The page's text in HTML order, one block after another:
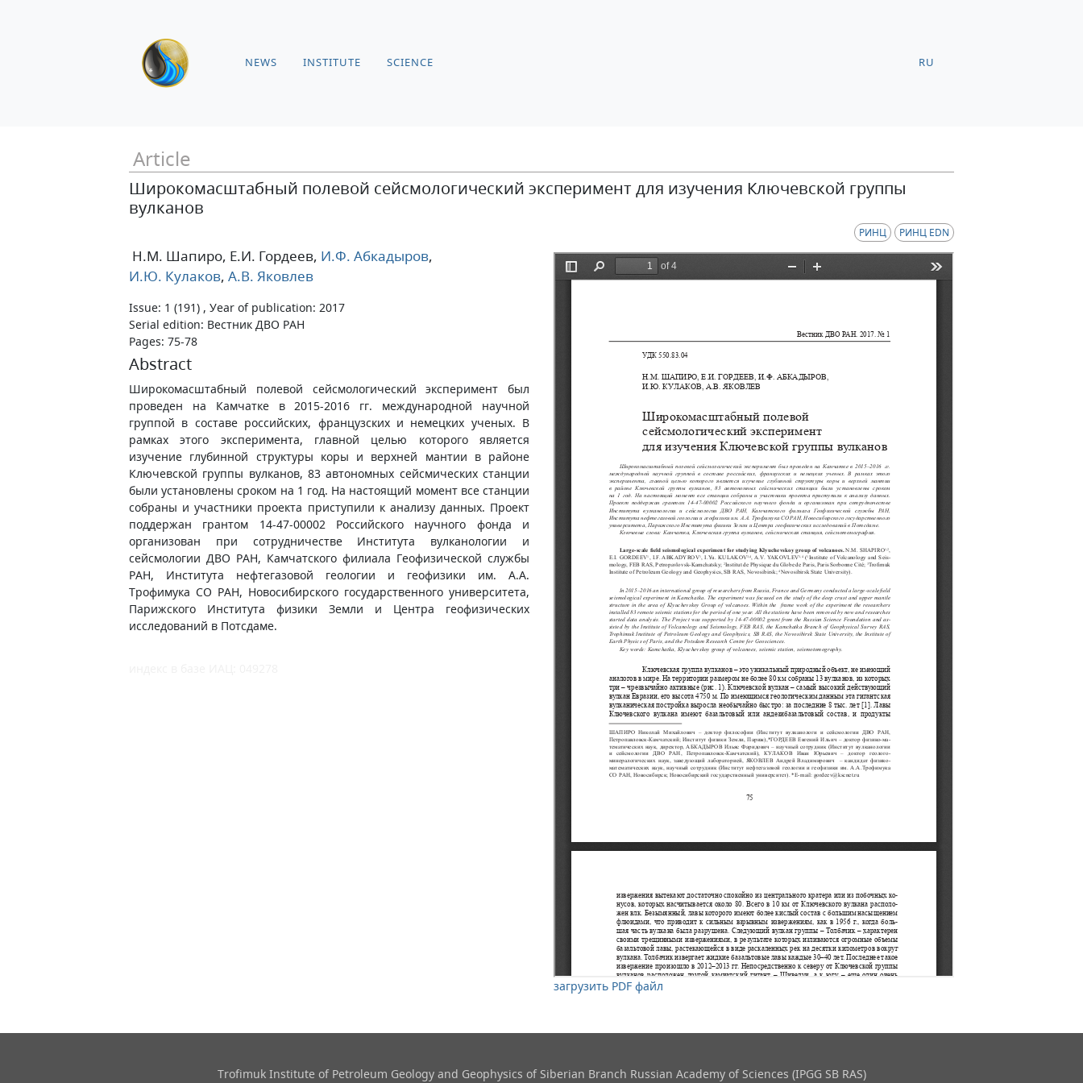
NEWS INSTITUTE SCIENCE RU
Article
Широкомасштабный полевой сейсмологический эксперимент для изучения Ключевской группы
вулканов
РИНЦ РИНЦ EDN
Н.М. Шапиро, Е.И. Гордеев, И.Ф. Абкадыров,
И.Ю. Кулаков, А.В. Яковлев
Issue: 1 (191) , Уear of publication: 2017
Serial edition: Вестник ДВО РАН
Pages: 75-78
Abstract
Широкомасштабный полевой сейсмологический эксперимент был
проведен на Камчатке в 2015-2016 гг. международной научной
группой в составе российских, французских и немецких ученых. В
рамках этого эксперимента, главной целью которого является
изучение глубинной структуры коры и верхней мантии в районе
Ключевской группы вулканов, 83 автономных сейсмических станции
были установлены сроком на 1 год. На настоящий момент все станции
собраны и участники проекта приступили к анализу данных. Проект
поддержан грантом 14-47-00002 Российского научного фонда и
организован при сотрудничестве Института вулканологии и
сейсмологии ДВО РАН, Камчатского филиала Геофизической службы
РАН, Института нефтегазовой геологии и геофизики им. А.А.
Трофимука СО РАН, Новосибирского государственного университета,
Парижского Института физики Земли и Центра геофизических
исследований в Потсдаме.
загрузить PDF файл
Trofimuk Institute of Petroleum Geology and Geophysics​ of Siberian Branch Russian Academy of Sciences (IPGG SB RAS)